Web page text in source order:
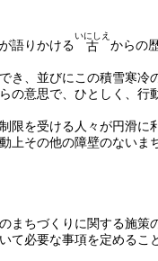
語りかける
古
いにしえ
からの
き、並びにこの積雪寒冷
の意思で、ひとしく、行
限を受ける人々が円滑に
その他の障壁のないま
まちづくりに関する施策
て必要な事項を定めるこ